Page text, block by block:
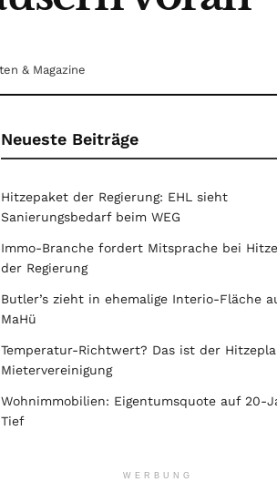
& Magazine
Neueste Beiträge
Hitzepaket der Regierung: EHL sieht
Sanierungsbedarf beim WEG
Immo-Branche fordert Mitsprache bei
der Regierung
Butler’s zieht in ehemalige Interio-Fläche
MaHü
Temperatur-Richtwert? Das ist der
Mietervereinigung
Wohnimmobilien: Eigentumsquote auf 20-
Tief
WERBUNG